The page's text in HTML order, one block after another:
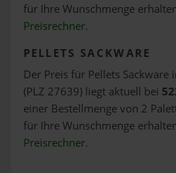
für Ihre Wunschmenge
Preisrechner.
PELLETS SACKWARE
Der Preis für Pellets
(PLZ 27639) liegt aktuell bei
einer Bestellmenge von 2
für Ihre Wunschmenge
Preisrechner.